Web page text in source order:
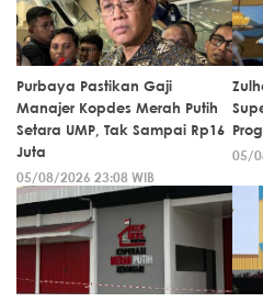
Purbaya Pastikan Gaji
Manajer Kopdes Merah Putih
Setara UMP, Tak Sampai Rp16
Juta
05/08/2026 23:08 WIB
05/